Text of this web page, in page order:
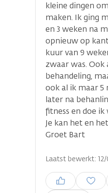
kleine dingen
maken. Ik ging
en 3 weken na
opnieuw op
kuur van 9
zwaar was. Ook
behandeling,
ook al ik maar 5
later na
fitness en doe
Je kan het en
Groet Bart
Laatst bewerkt:
Inloggen om een
plaatsen